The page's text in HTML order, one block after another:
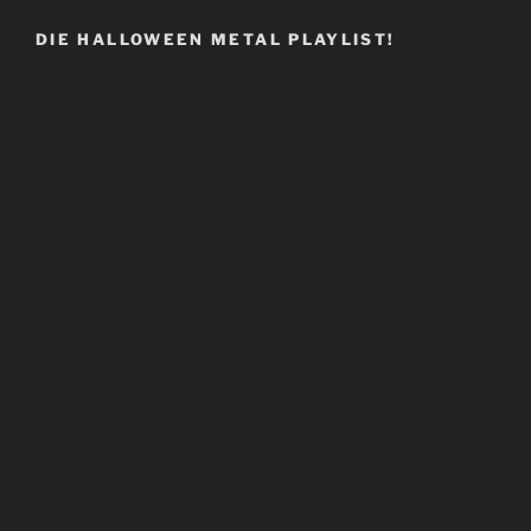
DIE HALLOWEEN METAL PLAYLIST!